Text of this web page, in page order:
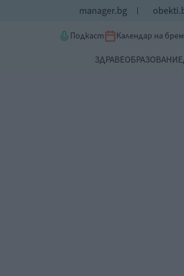
manager.bg
Подкаст Календар на
ЗДРАВЕОБРАЗОВАНИЕ